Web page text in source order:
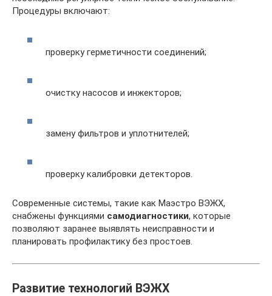
Процедуры включают:
проверку герметичности соединений;
очистку насосов и инжекторов;
замену фильтров и уплотнителей;
проверку калибровки детекторов.
Современные системы, такие как Маэстро ВЭЖХ,
снабжены функциями самодиагностики, которые
позволяют заранее выявлять неисправности и
планировать профилактику без простоев.
Развитие технологий ВЭЖХ